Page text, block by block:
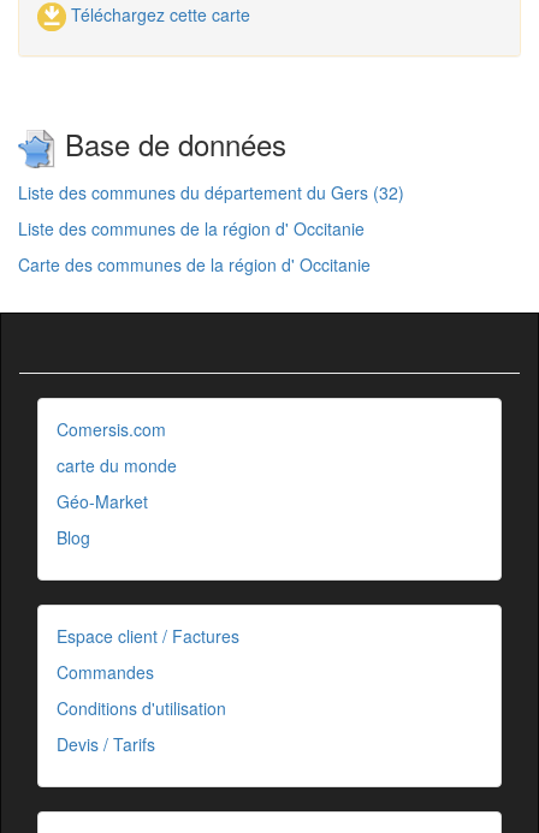
Téléchargez cette carte
Base de données
Liste des communes du département du Gers (32)
Liste des communes de la région d' Occitanie
Carte des communes de la région d' Occitanie
Comersis.com
carte du monde
Géo-Market
Blog
Espace client / Factures
Commandes
Conditions d'utilisation
Devis / Tarifs